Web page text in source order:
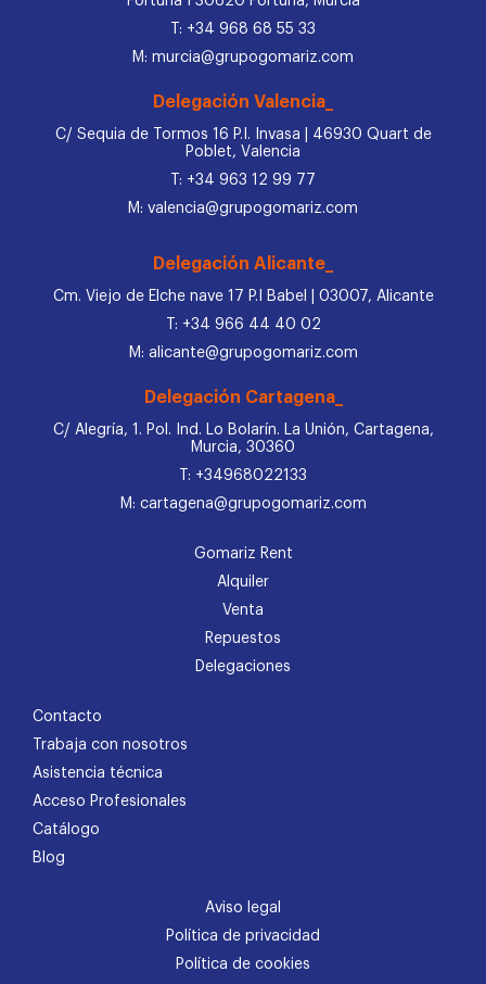
T: +34 968 68 55 33
M: murcia@grupogomariz.com
Delegación Valencia_
C/ Sequia de Tormos 16 P.I. Invasa | 46930 Quart de
Poblet, Valencia
T: +34 963 12 99 77
M: valencia@grupogomariz.com
Delegación Alicante_
Cm. Viejo de Elche nave 17 P.I Babel | 03007, Alicante
T: +34 966 44 40 02
M: alicante@grupogomariz.com
Delegación Cartagena_
C/ Alegría, 1. Pol. Ind. Lo Bolarín. La Unión, Cartagena,
Murcia, 30360
T: +34968022133
M: cartagena@grupogomariz.com
Gomariz Rent
Alquiler
Venta
Repuestos
Delegaciones
Contacto
Trabaja con nosotros
Asistencia técnica
Acceso Profesionales
Catálogo
Blog
Aviso legal
Política de privacidad
Política de cookies